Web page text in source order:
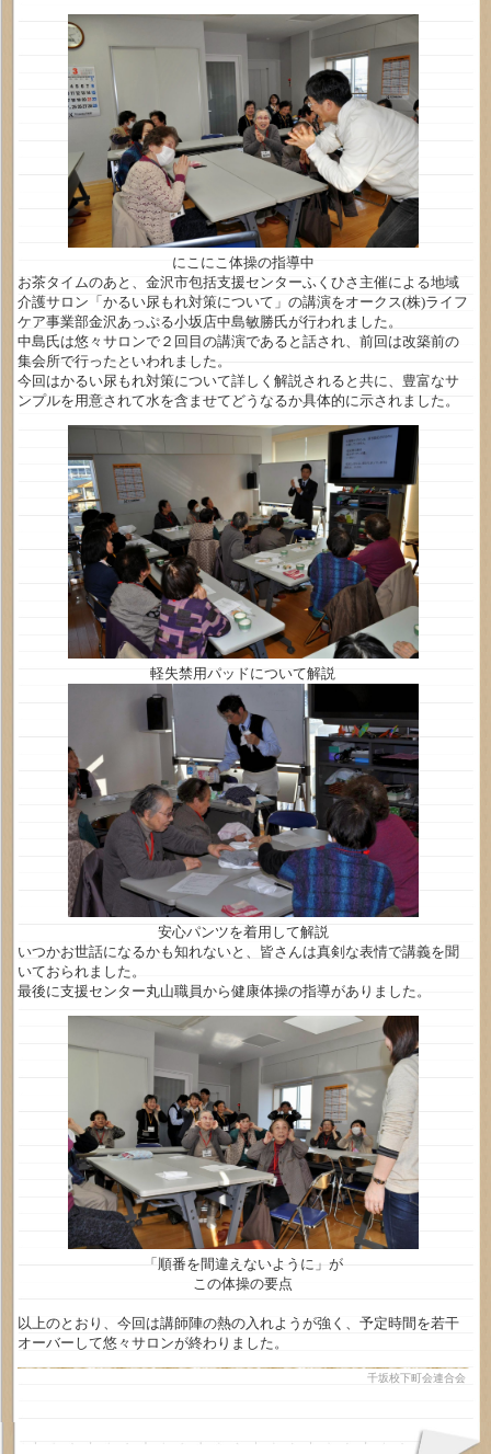
にこにこ体操の指導中
お茶タイムのあと、金沢市包括支援センターふくひさ主催による地域
介護サロン「かるい尿もれ対策について」の講演をオークス(株)ライフ
ケア事業部金沢あっぷる小坂店中島敏勝氏が行われました。
中島氏は悠々サロンで２回目の講演であると話され、前回は改築前の
集会所で行ったといわれました。
今回はかるい尿もれ対策について詳しく解説されると共に、豊富なサ
ンプルを用意されて水を含ませてどうなるか具体的に示されました。
軽失禁用パッドについて解説
安心パンツを着用して解説
いつかお世話になるかも知れないと、皆さんは真剣な表情で講義を聞
いておられました。
最後に支援センター丸山職員から健康体操の指導がありました。
「順番を間違えないように」が
この体操の要点
以上のとおり、今回は講師陣の熱の入れようが強く、予定時間を若干
オーバーして悠々サロンが終わりました。
千坂校下町会連合会